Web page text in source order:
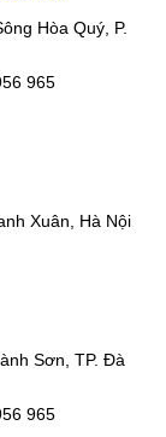
Hòa Quý, P.
965
Xuân, Hà Nội
Sơn, TP. Đà
965